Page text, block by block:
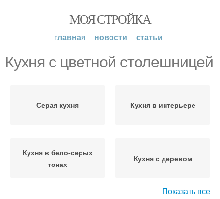
МОЯ СТРОЙКА
главная новости статьи
Кухня с цветной столешницей
Серая кухня Кухня в интерьере
Кухня в бело-серых
тонах
Кухня с деревом
Показать все